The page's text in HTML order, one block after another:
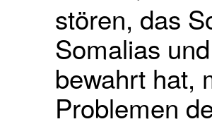
stören, das
Somalias
bewahrt hat,
Problemen